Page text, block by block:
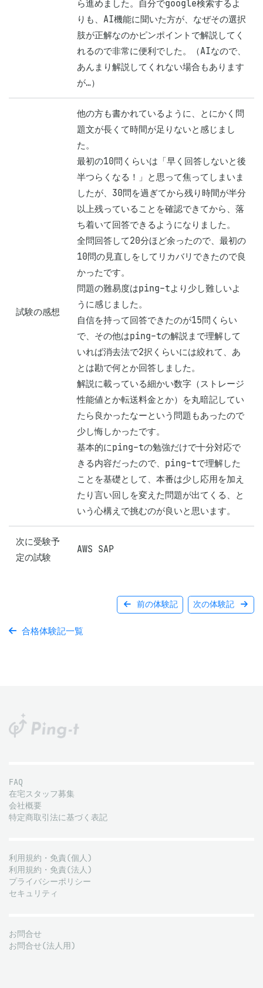
ら進めました。自分でgoogle検索するよ
りも、AI機能に聞いた方が、なぜその選択
肢が正解なのかピンポイントで解説してく
れるので非常に便利でした。（AIなので、
あんまり解説してくれない場合もあります
が…）
試験の感想
他の方も書かれているように、とにかく問
題文が長くて時間が足りないと感じまし
た。
最初の10問くらいは「早く回答しないと後
半つらくなる！」と思って焦ってしまいま
したが、30問を過ぎてから残り時間が半分
以上残っていることを確認できてから、落
ち着いて回答できるようになりました。
全問回答して20分ほど余ったので、最初の
10問の見直しをしてリカバリできたので良
かったです。
問題の難易度はping-tより少し難しいよ
うに感じました。
自信を持って回答できたのが15問くらい
で、その他はping-tの解説まで理解して
いれば消去法で2択くらいには絞れて、あ
とは勘で何とか回答しました。
解説に載っている細かい数字（ストレージ
性能値とか転送料金とか）を丸暗記してい
たら良かったなーという問題もあったので
少し悔しかったです。
基本的にping-tの勉強だけで十分対応で
きる内容だったので、ping-tで理解した
ことを基礎として、本番は少し応用を加え
たり言い回しを変えた問題が出てくる、と
いう心構えで挑むのが良いと思います。
次に受験予
定の試験
AWS SAP
前の体験記 次の体験記
合格体験記一覧
FAQ
在宅スタッフ募集
会社概要
特定商取引法に基づく表記
利用規約・免責(個人)
利用規約・免責(法人)
プライバシーポリシー
セキュリティ
お問合せ
お問合せ(法人用)